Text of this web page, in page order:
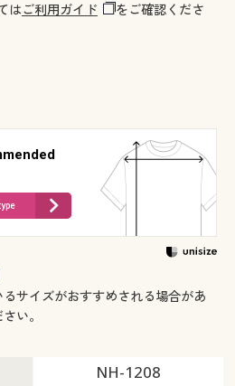
はご利用ガイド
をご確認くださ
サイズがおすすめされる場合があ
い。
NH-1208